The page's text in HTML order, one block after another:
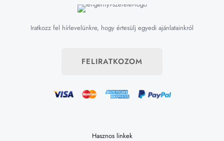
Iratkozz fel hírlevelünkre, hogy értesülj egyedi ajánlatainkról
FELIRATKOZOM
Hasznos linkek